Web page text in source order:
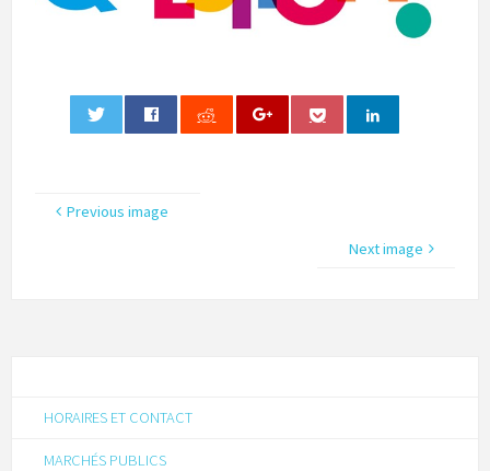
Previous image
Next image
HORAIRES ET CONTACT
MARCHÉS PUBLICS